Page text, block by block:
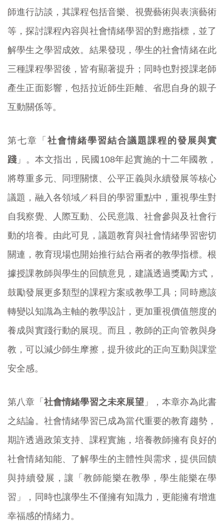
師進行訪談，其課程包括音樂、視覺藝術與表演藝術
等，探討課程內容與社會情緒學習的對應指標，並了
解學生之學習成效。結果發現，學生的社會情緒在此
三種課程學習後，皆有顯著提升；同時也對授課老師
產生正面影響，包括拉近師生距離、省思自身的親子
互動關係等。
第七章「 社會情緒學習結合議題課程的發展與實
踐 」。本文指出，民國108年起實施的十二年國教，
將尊重多元、同理關懷、公平正義與永續發展等核心
議題，融入各領域／科目的學習重點中，重視學生對
自我察覺、人際互動、公民意識、社會參與及社會行
動的培養。由此可見，議題教育與社會情緒學習密切
關連，教育現場也開始推行結合兩者的教學指標。根
據授課教師與學生的回饋意見，建議透過獎勵方式，
鼓勵發展更多類型的課程方案或教學工具；同時應該
轉變以知識為主軸的教學設計，更加重視價值態度的
養成與實踐行動的展現。而且，教師的正向管教與身
教，可以減少師生摩擦，提升彼此的正向互動與課堂
安全感。
第八章「 社會情緒學習之未來展望 」，本章亦為此書
之結論。社會情緒學習已成為當代重要的教育趨勢，
期許透過政策支持、課程實施，培養教師擁有良好的
社會情緒知能、了解學生的主體性與需求，提供回饋
與持續發展，讓「教師能樂在教學，學生能樂在學
習」，同時也讓學生不僅擁有知識力，更能擁有增進
幸福感的情緒力。